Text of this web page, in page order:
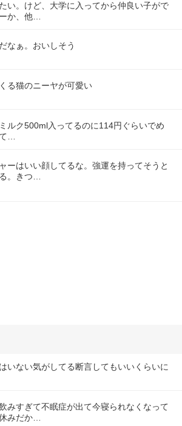
い。けど、大学に入ってから仲良い子がで
か、他…
なぁ。おいしそう
る猫のニーヤが可愛い
ルク500ml入ってるのに114円ぐらいでめ
…
ーはいい顔してるな。強運を持ってそうと
。きつ…
いない気がしてる断言してもいいくらいに
みすぎて不眠症が出て今寝られなくなって
みだか…